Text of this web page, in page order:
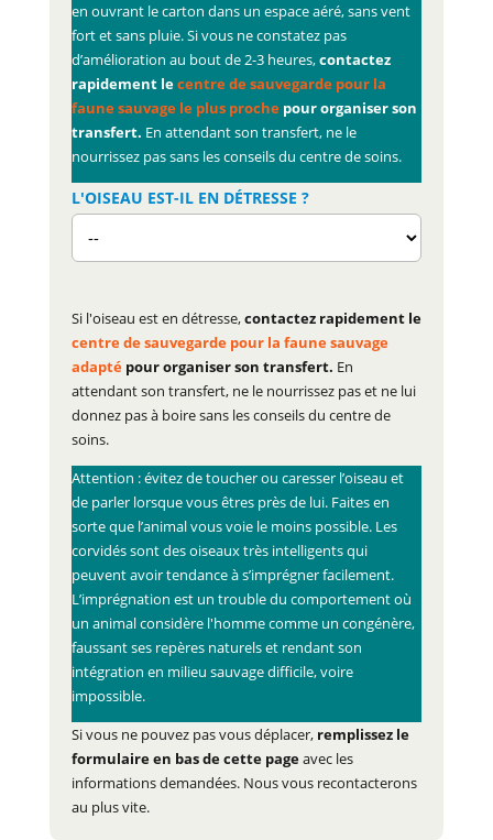
en ouvrant le carton dans un espace aéré, sans vent
fort et sans pluie. Si vous ne constatez pas
d’amélioration au bout de 2-3 heures,contactez
rapidement lecentre de sauvegarde pour la
faune sauvage le plus prochepour organiser son
transfert. En attendant son transfert, ne le
nourrissez pas sans les conseils du centre de soins.
L'OISEAU EST-IL EN DÉTRESSE ?
Si l'oiseau est en détresse,contactez rapidement le
centre de sauvegarde pour la faune sauvage
adaptépour organiser son transfert. En
attendant son transfert, ne le nourrissez pas et ne lui
donnez pas à boire sans les conseils du centre de
soins.
Attention : évitez de toucher ou caresser l’oiseau et
de parler lorsque vous êtres près de lui. Faites en
sorte que l’animal vous voie le moins possible. Les
corvidés sont des oiseaux très intelligents qui
peuvent avoir tendance à s’imprégner facilement.
L’imprégnation est un trouble du comportement où
un animal considère l'homme comme un congénère,
faussant ses repères naturels et rendant son
intégration en milieu sauvage difficile, voire
impossible.
Si vous ne pouvez pas vous déplacer, remplissez le
formulaire en bas de cette pageavec les
informations demandées. Nous vous recontacterons
au plus vite.